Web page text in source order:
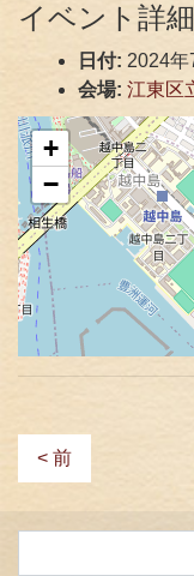
イベント詳細
日付: 2024
会場: 江東区
+
−
< 前